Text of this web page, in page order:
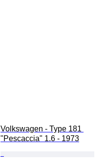
Volkswagen - Type 181
"Pescaccia" 1.6 - 1973